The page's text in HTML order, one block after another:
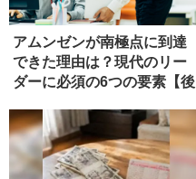
アムンゼンが南極点に到達
できた理由は？現代のリー
ダーに必須の6つの要素【後